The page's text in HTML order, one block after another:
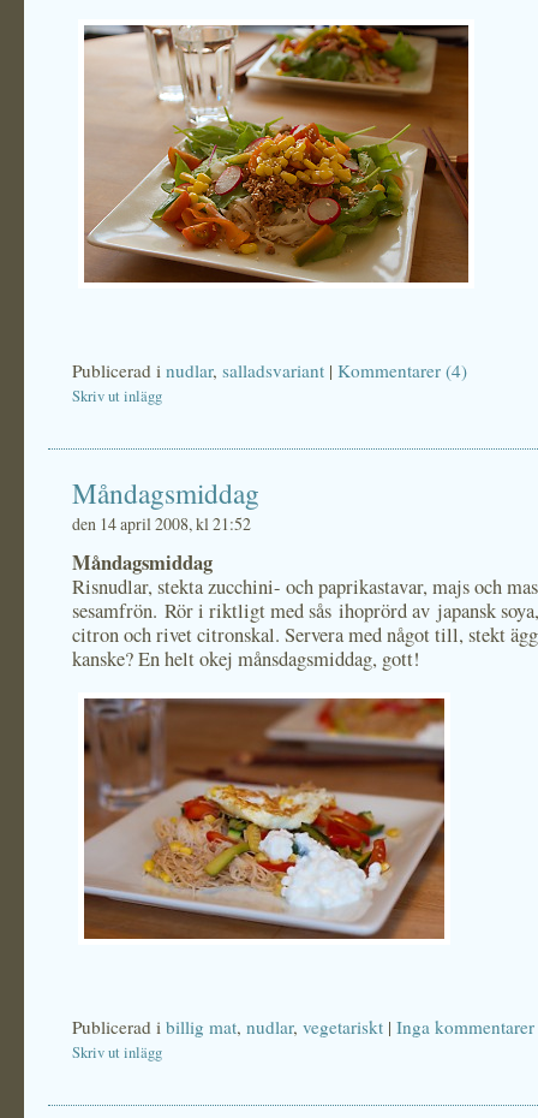
Publicerad i nudlar, salladsvariant | Kommentarer (4)
Skriv ut inlägg
Måndagsmiddag
den 14 april 2008, kl 21:52
Måndagsmiddag
Risnudlar, stekta zucchini- och paprikastavar, majs och
sesamfrön. Rör i riktligt med sås ihoprörd av japansk
citron och rivet citronskal. Servera med något till, stekt
kanske? En helt okej månsdagsmiddag, gott!
Publicerad i billig mat, nudlar, vegetariskt | Inga
Skriv ut inlägg